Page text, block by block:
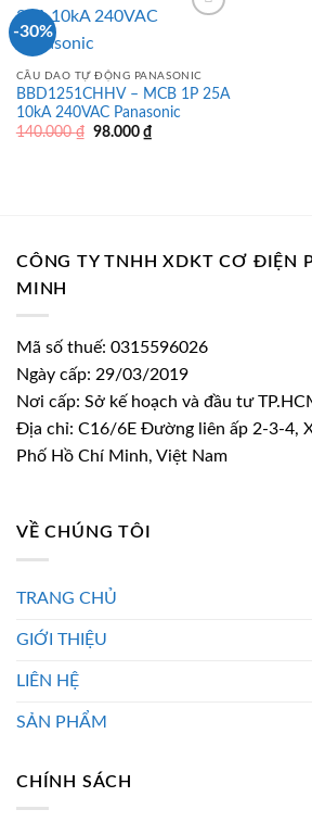
-30%
CẦU DAO TỰ ĐỘNG PANASONIC
BBD1251CHHV – MCB 1P 25A
10kA 240VAC Panasonic
140.000₫ Giá
98.000 ₫Giá
CÔNG TY TNHH XDKT CƠ ĐIỆN
MINH
Mã số thuế: 0315596026
Ngày cấp: 29/03/2019
Nơi cấp: Sở kế hoạch và đầu tư
Địa chỉ: C16/6E Đường liên ấp 2-3-4,
Phố Hồ Chí Minh, Việt Nam
VỀ CHÚNG TÔI
TRANG CHỦ
GIỚI THIỆU
LIÊN HỆ
SẢN PHẨM
CHÍNH SÁCH